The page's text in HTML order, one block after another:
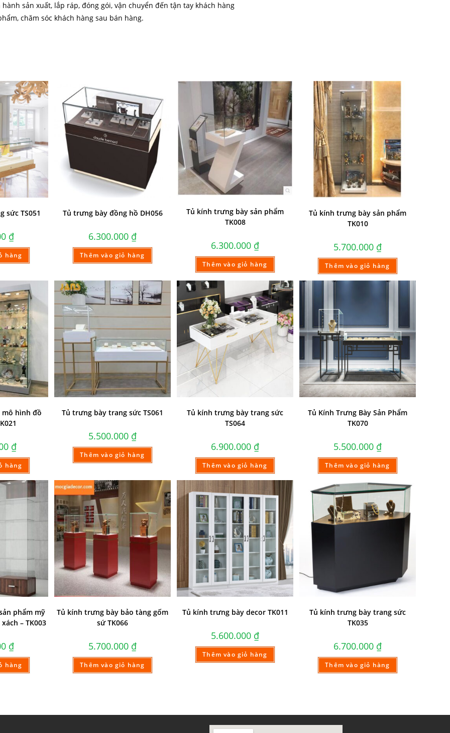
sản xuất, lắp ráp, đóng gói, vận chuyển đến tận tay khách hàng
chăm sóc khách hàng sau bán hàng.
sức TS051
₫
hàng
Tủ trưng bày đồng hồ DH056
6.300.000 ₫
Thêm vào giỏ hàng
Tủ kính trưng bày sản phẩm
TK008
6.300.000 ₫
Thêm vào giỏ hàng
Tủ kính trưng bày sản phẩm
TK010
5.700.000 ₫
Thêm vào giỏ hàng
hình đồ
₫
hàng
Tủ trưng bày trang sức TS061
5.500.000 ₫
Thêm vào giỏ hàng
Tủ kính trưng bày trang sức
TS064
6.900.000 ₫
Thêm vào giỏ hàng
Tủ Kính Trưng Bày Sản Phẩm
TK070
5.500.000 ₫
Thêm vào giỏ hàng
phẩm mỹ
– TK003
₫
hàng
Tủ kính trưng bày bảo tàng gốm
sứ TK066
5.700.000 ₫
Thêm vào giỏ hàng
Tủ kính trưng bày decor TK011
5.600.000 ₫
Thêm vào giỏ hàng
Tủ kính trưng bày trang sức
TK035
6.700.000 ₫
Thêm vào giỏ hàng